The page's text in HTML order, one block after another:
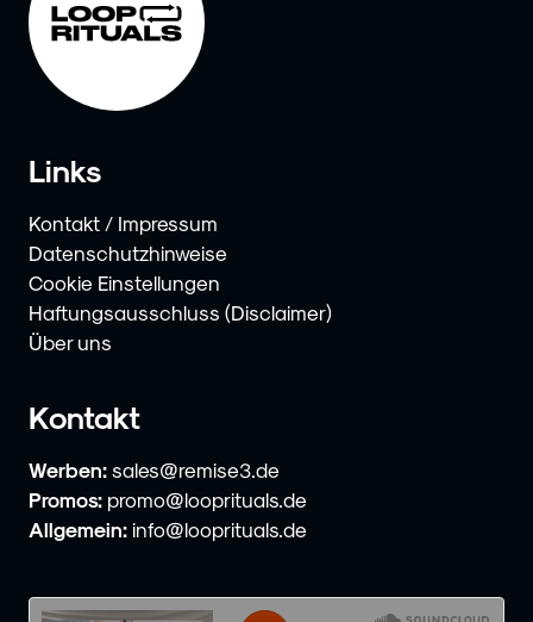
Links
Kontakt / Impressum
Datenschutzhinweise
Cookie Einstellungen
Haftungsausschluss (Disclaimer)
Über uns
Kontakt
Werben: sales@remise3.de
Promos: promo@looprituals.de
Allgemein: info@looprituals.de